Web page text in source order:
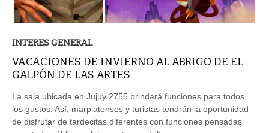
INTERES GENERAL
VACACIONES DE INVIERNO AL ABRIGO DE EL
GALPÓN DE LAS ARTES
La sala ubicada en Jujuy 2755 brindará funciones para todos
los gustos. Así, marplatenses y turistas tendrán la oportunidad
de disfrutar de tardecitas diferentes con funciones pensadas